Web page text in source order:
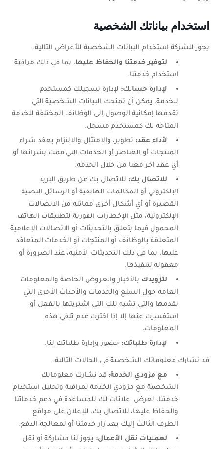
استخدام بياناتك الشخصية
يجوز للشركة استخدام البيانات الشخصية للأغراض التالية:
لتوفير خدمتنا والحفاظ عليها، بما في ذلك مراقبة
استخدام خدمتنا.
لإدارة حسابك:لإدارة تسجيلك كمستخدم
للخدمة. يمكن أن تمنحك البيانات الشخصية التي
تقدمها إمكانية الوصول إلى الوظائف المختلفة للخدمة
المتاحة لك كمستخدم مسجل.
لأداء عقد:تطوير، والامتثال والالتزام بعقد شراء
المنتجات أو العناصر أو الخدمات التي قمت بشرائها أو
أي عقد آخر معنا من خلال الخدمة.
للاتصال بك:للاتصال بك عن طريق البريد
الإلكتروني أو المكالمات الهاتفية أو الرسائل النصية
القصيرة أو أي أشكال أخرى مماثلة من الاتصالات
الإلكترونية، مثل الإخطارات الفورية لتطبيقات الهاتف
المحمول فيما يتعلق بالتحديثات أو الاتصالات الإعلامية
المتعلقة بالوظائف أو المنتجات أو الخدمات المتعاقد
عليها، بما في ذلك التحديثات الأمنية، عند الضرورة أو
معقولة لتنفيذها.
لتزويدكبالأخبار والعروض الخاصة والمعلومات
العامة حول السلع والخدمات والأحداث الأخرى التي
نقدمها والتي تشبه تلك التي اشتريتها بالفعل أو
استفسرت عنها إلا إذا اخترت عدم تلقي هذه
المعلومات.
لإدارة طلباتك:حضور وإدارة طلباتك لنا.
قد نشارك معلوماتك الشخصية في الحالات التالية:
مع مزودي الخدمة:قد نشارك معلوماتك
الشخصية مع مزودي الخدمة لمراقبة وتحليل استخدام
خدمتنا، لعرض إعلانات لك للمساعدة في دعم خدماتنا
والحفاظ عليها، للاتصال بك، للإعلان على مواقع
الطرف الثالث إليك بعد زار خدمتنا أو لمعالجة الدفع.
لعمليات نقل الأعمال:يجوز لنا مشاركة أو نقل